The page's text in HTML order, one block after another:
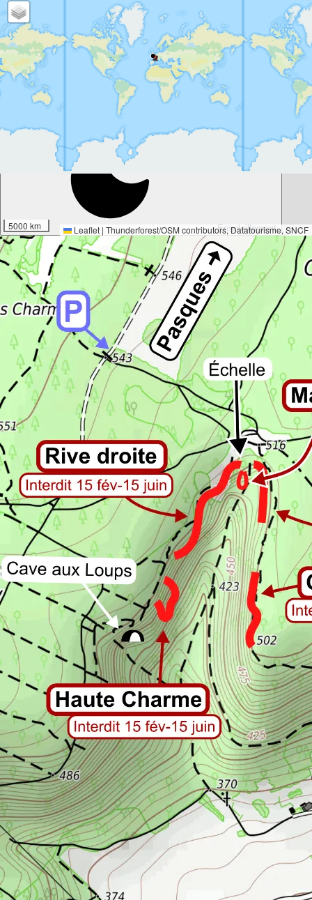
Ensoleillement
5000 km Leaflet | Thunderforest/OSM contributors, Datatourisme, SNCF